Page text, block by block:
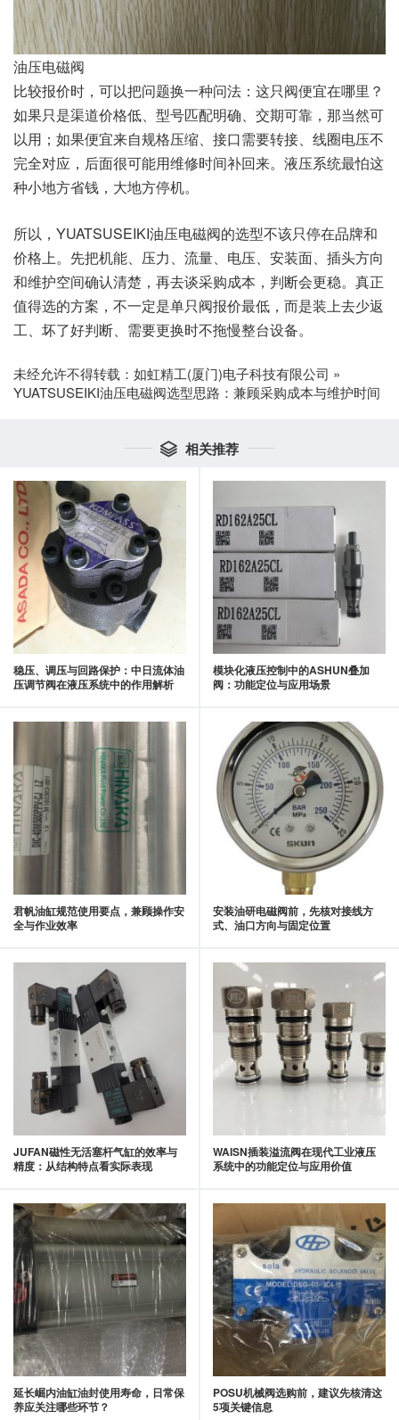
油压电磁阀
比较报价时，可以把问题换一种问法：这只阀便宜在哪里？
如果只是渠道价格低、型号匹配明确、交期可靠，那当然可
以用；如果便宜来自规格压缩、接口需要转接、线圈电压不
完全对应，后面很可能用维修时间补回来。液压系统最怕这
种小地方省钱，大地方停机。
所以，YUATSUSEIKI油压电磁阀的选型不该只停在品牌和
价格上。先把机能、压力、流量、电压、安装面、插头方向
和维护空间确认清楚，再去谈采购成本，判断会更稳。真正
值得选的方案，不一定是单只阀报价最低，而是装上去少返
工、坏了好判断、需要更换时不拖慢整台设备。
未经允许不得转载： 如虹精工(厦门)电子科技有限公司 »
YUATSUSEIKI油压电磁阀选型思路：兼顾采购成本与维护时间
 相关推荐
稳压、调压与回路保护：中日流体油
压调节阀在液压系统中的作用解析
模块化液压控制中的ASHUN叠加
阀：功能定位与应用场景
君帆油缸规范使用要点，兼顾操作安
全与作业效率
安装油研电磁阀前，先核对接线方
式、油口方向与固定位置
JUFAN磁性无活塞杆气缸的效率与
精度：从结构特点看实际表现
WAISN插装溢流阀在现代工业液压
系统中的功能定位与应用价值
延长崛内油缸油封使用寿命，日常保
养应关注哪些环节？
POSU机械阀选购前，建议先核清这
5项关键信息